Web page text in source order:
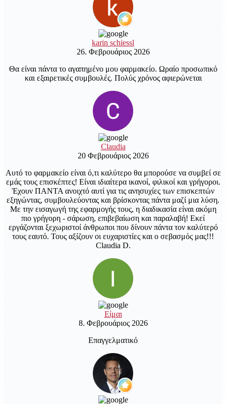
karin schiessl
26. Φεβρουάριος 2026
Θα είναι πάντα το αγαπημένο μου φαρμακείο. Ωραίο προσωπικό
και εξαιρετικές συμβουλές. Πολύς χρόνος αφιερώνεται
Claudia
20 Φεβρουάριος 2026
Αυτό το φαρμακείο είναι ό,τι καλύτερο θα μπορούσε να συμβεί σε
εμάς τους επισκέπτες! Είναι ιδιαίτερα ικανοί, φιλικοί και γρήγοροι.
Έχουν ΠΑΝΤΑ ανοιχτό αυτί για τις ανησυχίες των επισκεπτών
εξηγώντας, συμβουλεύοντας και βρίσκοντας πάντα μαζί μια λύση.
Με την εισαγωγή της εφαρμογής τους, η διαδικασία είναι ακόμη
πιο γρήγορη - σάρωση, επιβεβαίωση και παραλαβή! Εκεί
εργάζονται ξεχωριστοί άνθρωποι που δίνουν πάντα τον καλύτερό
τους εαυτό. Τους αξίζουν οι ευχαριστίες και ο σεβασμός μας!!!
Claudia D.
Είμαι
8. Φεβρουάριος 2026
Επαγγελματικό